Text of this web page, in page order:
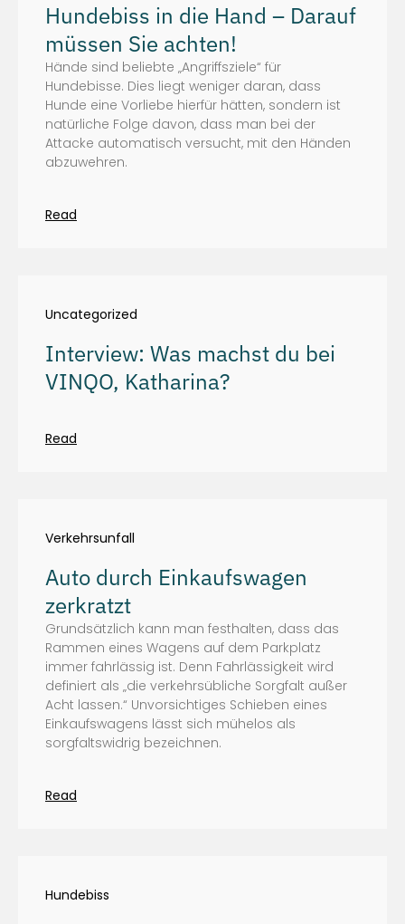
Hundebiss in die Hand – Darauf
müssen Sie achten!
Hände sind beliebte „Angriffsziele“ für
Hundebisse. Dies liegt weniger daran, dass
Hunde eine Vorliebe hierfür hätten, sondern ist
natürliche Folge davon, dass man bei der
Attacke automatisch versucht, mit den Händen
abzuwehren.
Read
Uncategorized
Interview: Was machst du bei
VINQO, Katharina?
Read
Verkehrsunfall
Auto durch Einkaufswagen
zerkratzt
Grundsätzlich kann man festhalten, dass das
Rammen eines Wagens auf dem Parkplatz
immer fahrlässig ist. Denn Fahrlässigkeit wird
definiert als „die verkehrsübliche Sorgfalt außer
Acht lassen.“ Unvorsichtiges Schieben eines
Einkaufswagens lässt sich mühelos als
sorgfaltswidrig bezeichnen.
Read
Hundebiss